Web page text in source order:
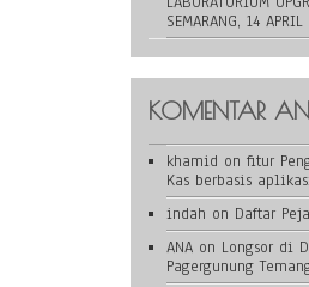
SEMARANG, 14
KOMENTAR
khamid on fitur
Kas berbasis
indah on Daftar
ANA on Longsor di
Pagergunung